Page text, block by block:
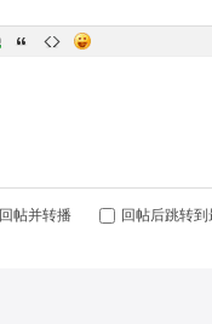
回帖并转播 回帖后跳转